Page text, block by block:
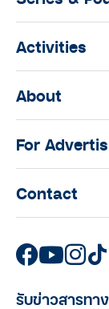
Activities
About
For
Contact
รับข่าวสารทา